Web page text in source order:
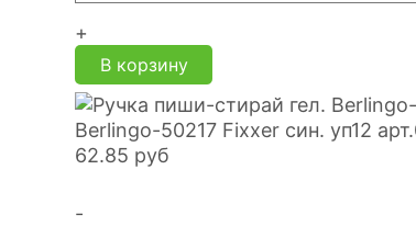
+
В корзину
Berlingo-50217 Fixxer син. уп12
62.85 руб
-